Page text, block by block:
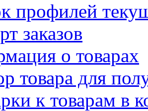
профилей
заказов
о товарах
товара для
к товарам в